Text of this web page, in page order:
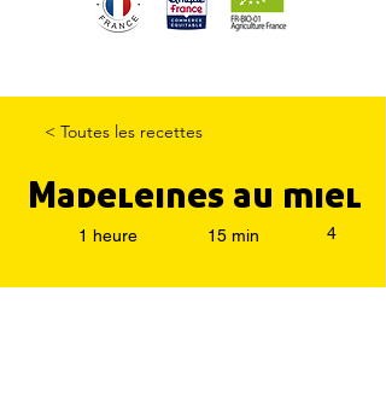
< Toutes les recettes
Madeleines au miel
1 heure 15 min 4